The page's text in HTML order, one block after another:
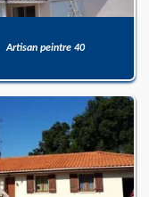
Artisan peintre 40